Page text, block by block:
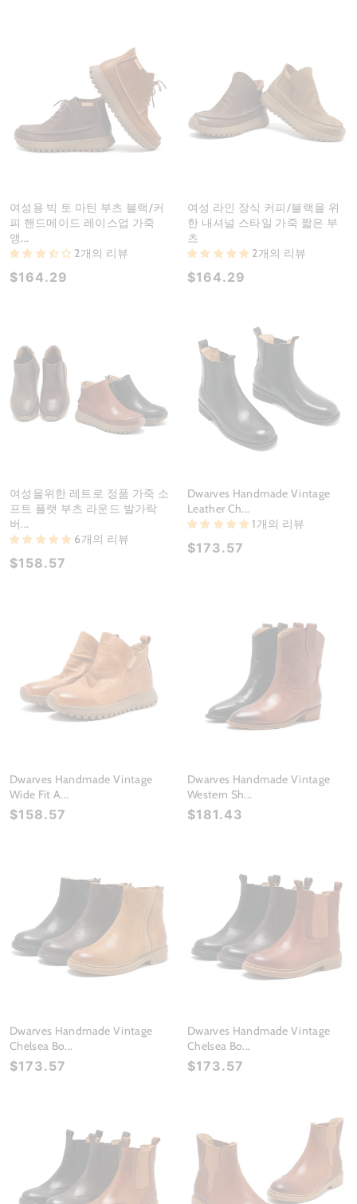
여성용 빅 토 마틴 부츠 블랙/커
피 핸드메이드 레이스업 가죽
앵...
2개의 리뷰
$164.29
여성 라인 장식 커피/블랙을 위
한 내셔널 스타일 가죽 짧은 부
츠
2개의 리뷰
$164.29
여성을위한 레트로 정품 가죽 소
프트 플랫 부츠 라운드 발가락
버...
6개의 리뷰
$158.57
Dwarves Handmade Vintage
Leather Ch...
1개의 리뷰
$173.57
Dwarves Handmade Vintage
Wide Fit A...
$158.57
Dwarves Handmade Vintage
Western Sh...
$181.43
Dwarves Handmade Vintage
Chelsea Bo...
$173.57
Dwarves Handmade Vintage
Chelsea Bo...
$173.57